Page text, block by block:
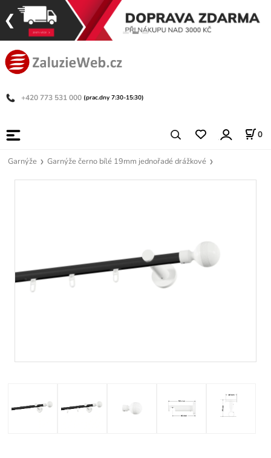
+420 773 531 000 (prac.dny 7:30-15:30)
0
Garnýže Garnýže černo bílé 19mm jednořadé drážkové